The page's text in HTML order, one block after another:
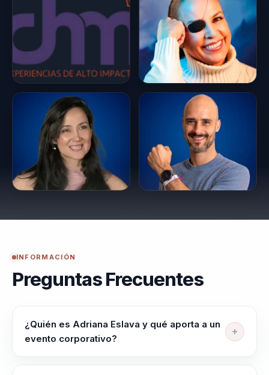
INFORMACIÓN
Preguntas Frecuentes
¿Quién es Adriana Eslava y qué aporta a un
evento corporativo?